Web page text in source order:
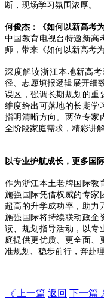
断，现场学习氛围浓厚。
何俊杰：《如何以新高考
中国教育电视台特邀新高
师，带来《如何以新高考
深度解读浙江本地新高
径、志愿填报逻辑展开细
误区，强调长期规划的重
维度给出可落地的长期学
指明清晰方向。两位专家
全阶段家庭需求，精彩讲
以专业护航成长，更多国
作为浙江本土老牌国际教
施强国际凭借权威的专家
超高的升学成功率，助力
施强国际将持续联动政企
读、规划指导活动，以专
庭提供更优质、更全面、
准规划、稳步前行，奔赴
《上一篇 返回 下一篇